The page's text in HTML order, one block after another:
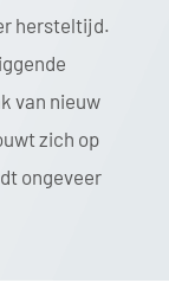
hersteltijd.
van nieuw
zich op
ongeveer